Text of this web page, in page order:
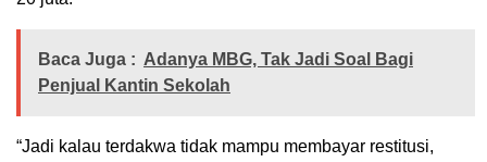
Baca Juga : Adanya MBG, Tak Jadi Soal Bagi
Penjual Kantin Sekolah
“Jadi kalau terdakwa tidak mampu membayar restitusi,